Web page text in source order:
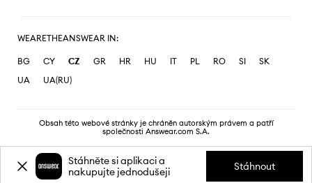
WEARETHEANSWEAR IN:
BG CY CZ GR HR HU IT PL RO SI
SK
UA
UA(RU)
Obsah této webové stránky je chráněn autorským právem a patří
společnosti Answear.com S.A.
Stáhněte si aplikaci a
nakupujte jednodušeji
Stáhnout